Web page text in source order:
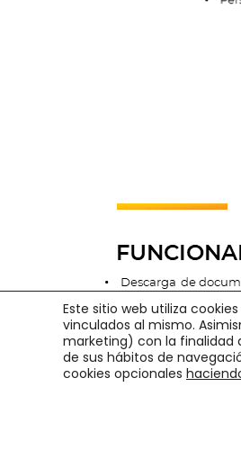
Este sitio web utiliza
vinculados al mismo.
marketing) con la finalidad
de sus hábitos de
cookies opcionales